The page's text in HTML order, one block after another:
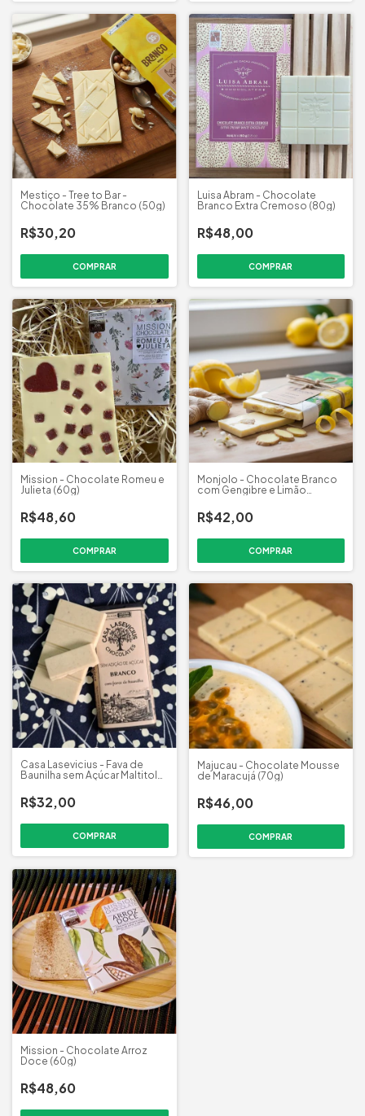
Mestiço - Tree to Bar -
Chocolate 35% Branco (50g)
R$30,20
Luisa Abram - Chocolate
Branco Extra Cremoso (80g)
R$48,00
Mission - Chocolate Romeu e
Julieta (60g)
R$48,60
Monjolo - Chocolate Branco
com Gengibre e Limão
R$42,00
Casa Lasevicius - Fava de
Baunilha sem Açúcar Maltitol
R$32,00
Majucau - Chocolate Mousse
de Maracujá (70g)
R$46,00
Mission - Chocolate Arroz
Doce (60g)
R$48,60